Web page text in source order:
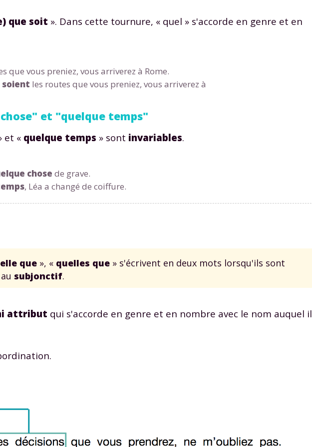
que soit ». Dans cette tournure, « quel » s'accorde en genre et en
que vous preniez, vous arriverez à Rome.
soient les routes que vous preniez, vous arriverez à
et "quelque temps"
et « quelque temps » sont invariables.
chose de grave.
, Léa a changé de coiffure.
que », « quelles que » s'écrivent en deux mots lorsqu'ils sont
subjonctif.
attribut qui s'accorde en genre et en nombre avec le nom auquel il
charte .